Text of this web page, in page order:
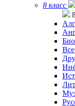
8 класс